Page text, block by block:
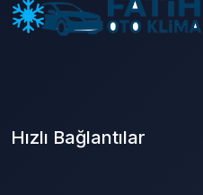
Hızlı Bağlantılar